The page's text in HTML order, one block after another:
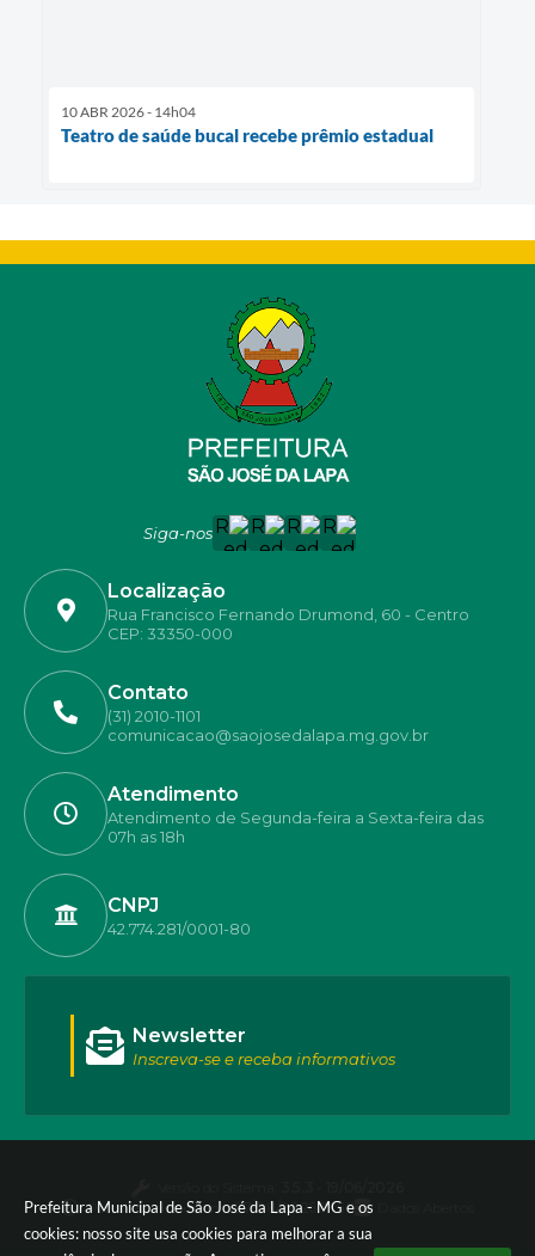
Prefeitura Municipal de São José da Lapa - MG e os
cookies: nosso site usa cookies para melhorar a sua
10 ABR 2026 - 14h04
Teatro de saúde bucal recebe prêmio estadual
Siga-nos
Localização
Rua Francisco Fernando Drumond, 60 - Centro
CEP: 33350-000
Contato
(31) 2010-1101
comunicacao@saojosedalapa.mg.gov.br
Atendimento
Atendimento de Segunda-feira a Sexta-feira das
07h as 18h
CNPJ
42.774.281/0001-80
Newsletter
Inscreva-se e receba informativos
Portal atualizado em:07/08/2026 17:50